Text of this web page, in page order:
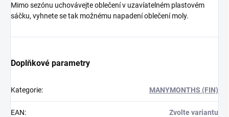
Mimo sezónu uchovávejte oblečení v uzavíatelném plastovém
sáčku, vyhnete se tak možnému napadení oblečení moly.
Doplňkové parametry
Kategorie: MANYMONTHS (FIN)
EAN: Zvolte variantu